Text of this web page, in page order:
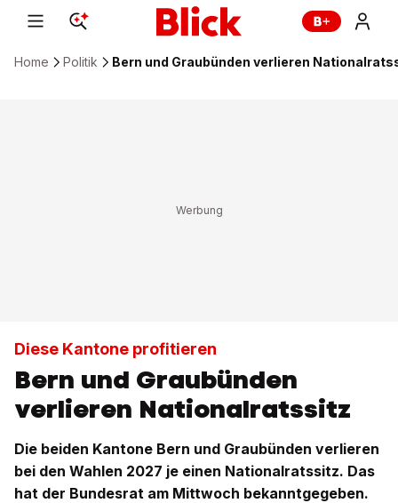
Home Politik Bern und Graubünden verlieren
Diese Kantone profitieren
Bern und Graubünden
verlieren Nationalratssitz
Die beiden Kantone Bern und Graubünden verlieren
bei den Wahlen 2027 je einen Nationalratssitz. Das
hat der Bundesrat am Mittwoch bekanntgegeben.